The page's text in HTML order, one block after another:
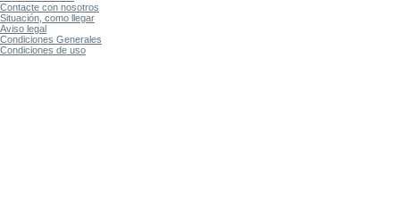
Contacte con nosotros
Situación, como llegar
Aviso legal
Condiciones Generales
Condiciones de uso